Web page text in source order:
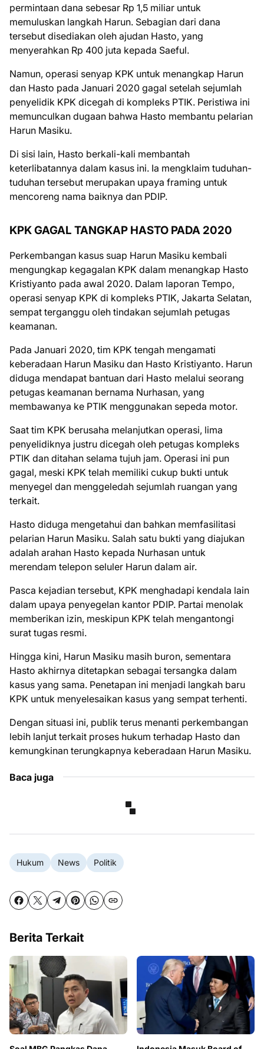
permintaan dana sebesar Rp 1,5 miliar untuk
memuluskan langkah Harun. Sebagian dari dana
tersebut disediakan oleh ajudan Hasto, yang
menyerahkan Rp 400 juta kepada Saeful.
Namun, operasi senyap KPK untuk menangkap Harun
dan Hasto pada Januari 2020 gagal setelah sejumlah
penyelidik KPK dicegah di kompleks PTIK. Peristiwa ini
memunculkan dugaan bahwa Hasto membantu pelarian
Harun Masiku.
Di sisi lain, Hasto berkali-kali membantah
keterlibatannya dalam kasus ini. Ia mengklaim tuduhan-
tuduhan tersebut merupakan upaya framing untuk
mencoreng nama baiknya dan PDIP.
KPK GAGAL TANGKAP HASTO PADA 2020
Perkembangan kasus suap Harun Masiku kembali
mengungkap kegagalan KPK dalam menangkap Hasto
Kristiyanto pada awal 2020. Dalam laporan Tempo,
operasi senyap KPK di kompleks PTIK, Jakarta Selatan,
sempat terganggu oleh tindakan sejumlah petugas
keamanan.
Pada Januari 2020, tim KPK tengah mengamati
keberadaan Harun Masiku dan Hasto Kristiyanto. Harun
diduga mendapat bantuan dari Hasto melalui seorang
petugas keamanan bernama Nurhasan, yang
membawanya ke PTIK menggunakan sepeda motor.
Saat tim KPK berusaha melanjutkan operasi, lima
penyelidiknya justru dicegah oleh petugas kompleks
PTIK dan ditahan selama tujuh jam. Operasi ini pun
gagal, meski KPK telah memiliki cukup bukti untuk
menyegel dan menggeledah sejumlah ruangan yang
terkait.
Hasto diduga mengetahui dan bahkan memfasilitasi
pelarian Harun Masiku. Salah satu bukti yang diajukan
adalah arahan Hasto kepada Nurhasan untuk
merendam telepon seluler Harun dalam air.
Pasca kejadian tersebut, KPK menghadapi kendala lain
dalam upaya penyegelan kantor PDIP. Partai menolak
memberikan izin, meskipun KPK telah mengantongi
surat tugas resmi.
Hingga kini, Harun Masiku masih buron, sementara
Hasto akhirnya ditetapkan sebagai tersangka dalam
kasus yang sama. Penetapan ini menjadi langkah baru
KPK untuk menyelesaikan kasus yang sempat terhenti.
Dengan situasi ini, publik terus menanti perkembangan
lebih lanjut terkait proses hukum terhadap Hasto dan
kemungkinan terungkapnya keberadaan Harun Masiku.
Baca juga
Hukum News Politik
Berita Terkait